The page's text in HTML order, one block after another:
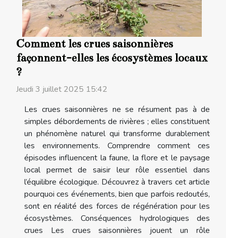
Comment les crues saisonnières
façonnent-elles les écosystèmes locaux
?
Jeudi 3 juillet 2025 15:42
Les crues saisonnières ne se résument pas à de
simples débordements de rivières ; elles constituent
un phénomène naturel qui transforme durablement
les environnements. Comprendre comment ces
épisodes influencent la faune, la flore et le paysage
local permet de saisir leur rôle essentiel dans
l’équilibre écologique. Découvrez à travers cet article
pourquoi ces événements, bien que parfois redoutés,
sont en réalité des forces de régénération pour les
écosystèmes. Conséquences hydrologiques des
crues Les crues saisonnières jouent un rôle